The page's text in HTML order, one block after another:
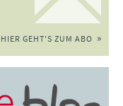
HIER GEHT'S ZUM ABO